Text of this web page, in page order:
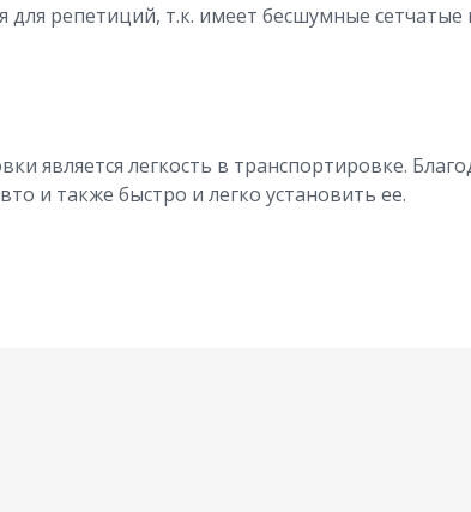
репетиций, т.к. имеет бесшумные
является легкость в транспортировке.
и также быстро и легко установить ее.